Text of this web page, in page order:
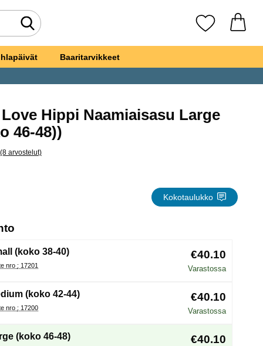
Tee haku Suosikkini
Baaritarvikkeet
suosikiksiHippi Naamiaisasu Large
46-48))
kaikki arvostelut
(8 arvostelut)
Kokotaulukko
(koko 38-40)
Tuote nro : 17201
€40.10
Varastossa
(koko 42-44)
Tuote nro : 17200
€40.10
Varastossa
(koko 46-48) €40.10